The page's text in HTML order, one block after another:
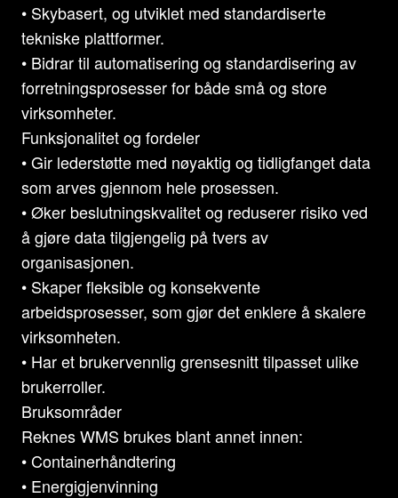
• Skybasert, og utviklet med standardiserte
tekniske plattformer.
• Bidrar til automatisering og standardisering av
forretningsprosesser for både små og store
virksomheter.
Funksjonalitet og fordeler
• Gir lederstøtte med nøyaktig og tidligfanget data
som arves gjennom hele prosessen.
• Øker beslutningskvalitet og reduserer risiko ved
å gjøre data tilgjengelig på tvers av
organisasjonen.
• Skaper fleksible og konsekvente
arbeidsprosesser, som gjør det enklere å skalere
virksomheten.
• Har et brukervennlig grensesnitt tilpasset ulike
brukerroller.
Bruksområder
Reknes WMS brukes blant annet innen:
• Containerhåndtering
• Energigjenvinning